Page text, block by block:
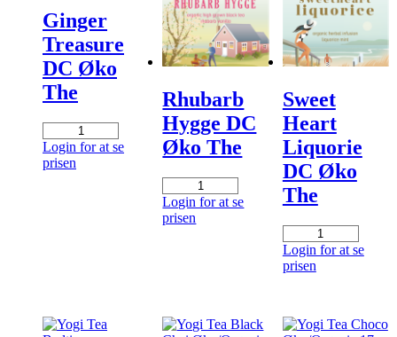
Ginger
Treasure
DC Øko
The
Ginger
Treasure
DC
Login for at se
prisen
Rhubarb
Hygge DC
Øko The
Rhubarb
Hygge
DC
Login for at se
prisen
Sweet
Heart
Liquorie
DC Øko
The
Heart
Liquorie
antal
Login for at se
prisen